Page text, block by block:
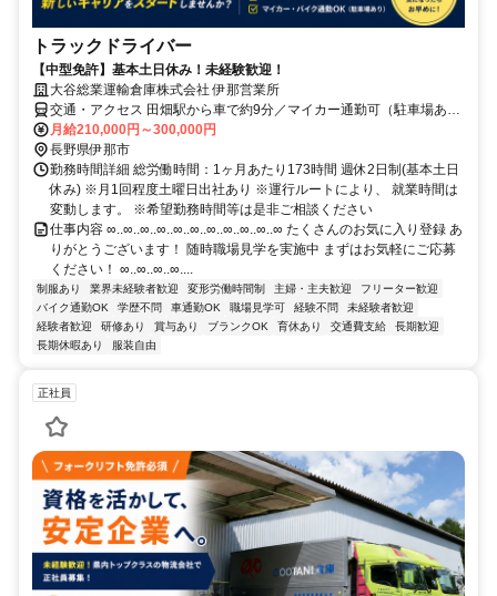
トラックドライバー
【中型免許】基本土日休み！未経験歓迎！
大谷総業運輸倉庫株式会社 伊那営業所
交通・アクセス 田畑駅から車で約9分／マイカー通勤可（駐車場あ
り）
月給210,000円～300,000円
長野県伊那市
勤務時間詳細 総労働時間：1ヶ月あたり173時間 週休2日制(基本土日
休み) ※月1回程度土曜日出社あり ※運行ルートにより、 就業時間は
変動します。 ※希望勤務時間等は是非ご相談ください
仕事内容 ∞..∞..∞..∞..∞..∞..∞..∞..∞..∞..∞ たくさんのお気に入り登録 あ
りがとうございます！ 随時職場見学を実施中 まずはお気軽にご応募
ください！ ∞..∞..∞..∞....
制服あり 業界未経験者歓迎 変形労働時間制 主婦・主夫歓迎
フリーター歓迎
バイク通勤OK
学歴不問 車通勤OK 職場見学可 経験不問
未経験者歓迎
経験者歓迎
研修あり 賞与あり ブランクOK 育休あり 交通費支給
長期歓迎
長期休暇あり
服装自由
正社員